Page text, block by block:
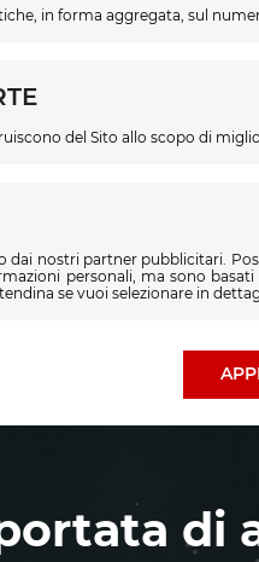
in forma aggregata, sul
del Sito allo scopo di
nostri partner pubblicitari.
personali, ma sono
se vuoi selezionare in
di